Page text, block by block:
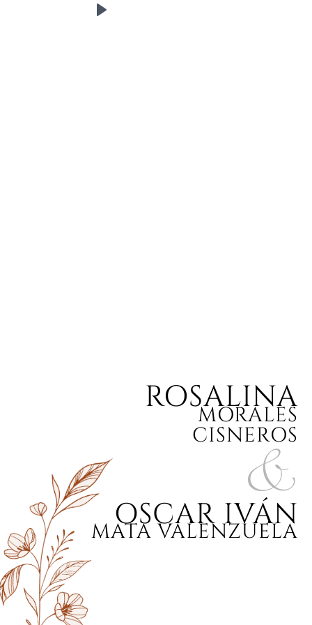
ROSALINA
MORALES
CISNEROS
&
OSCAR IVÁN
MATA VALENZUELA